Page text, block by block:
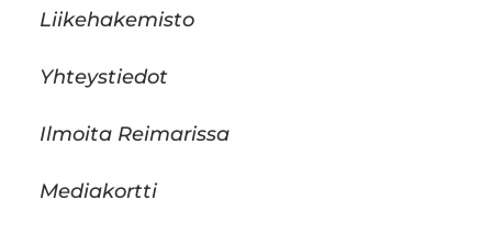
Liikehakemisto
Yhteystiedot
Ilmoita Reimarissa
Mediakortti